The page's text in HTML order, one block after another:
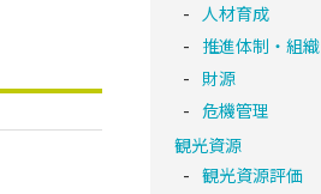
人材育成
推進体制・組織
財源
危機管理
観光資源
観光資源評価